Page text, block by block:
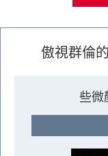
傲視群倫
些微